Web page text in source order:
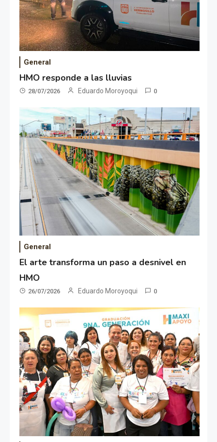
General
HMO responde a las lluvias
28/07/2026 Eduardo Moroyoqui 0
General
El arte transforma un paso a desnivel en
HMO
26/07/2026 Eduardo Moroyoqui 0